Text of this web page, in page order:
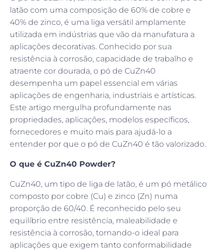
latão com uma composição de 60% de cobre e
40% de zinco, é uma liga versátil amplamente
utilizada em indústrias que vão da manufatura a
aplicações decorativas. Conhecido por sua
resistência à corrosão, capacidade de trabalho e
atraente cor dourada, o pó de CuZn40
desempenha um papel essencial em várias
aplicações de engenharia, industriais e artísticas.
Este artigo mergulha profundamente nas
propriedades, aplicações, modelos específicos,
fornecedores e muito mais para ajudá-lo a
entender por que o pó de CuZn40 é tão valorizado.
O que é CuZn40 Powder?
CuZn40, um tipo de liga de latão, é um pó metálico
composto por cobre (Cu) e zinco (Zn) numa
proporção de 60/40. É reconhecido pelo seu
equilíbrio entre resistência, maleabilidade e
resistência à corrosão, tornando-o ideal para
aplicações que exigem tanto conformabilidade